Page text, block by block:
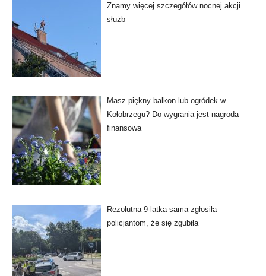
Znamy więcej szczegółów nocnej akcji
służb
Masz piękny balkon lub ogródek w
Kołobrzegu? Do wygrania jest nagroda
finansowa
Rezolutna 9-latka sama zgłosiła
policjantom, że się zgubiła